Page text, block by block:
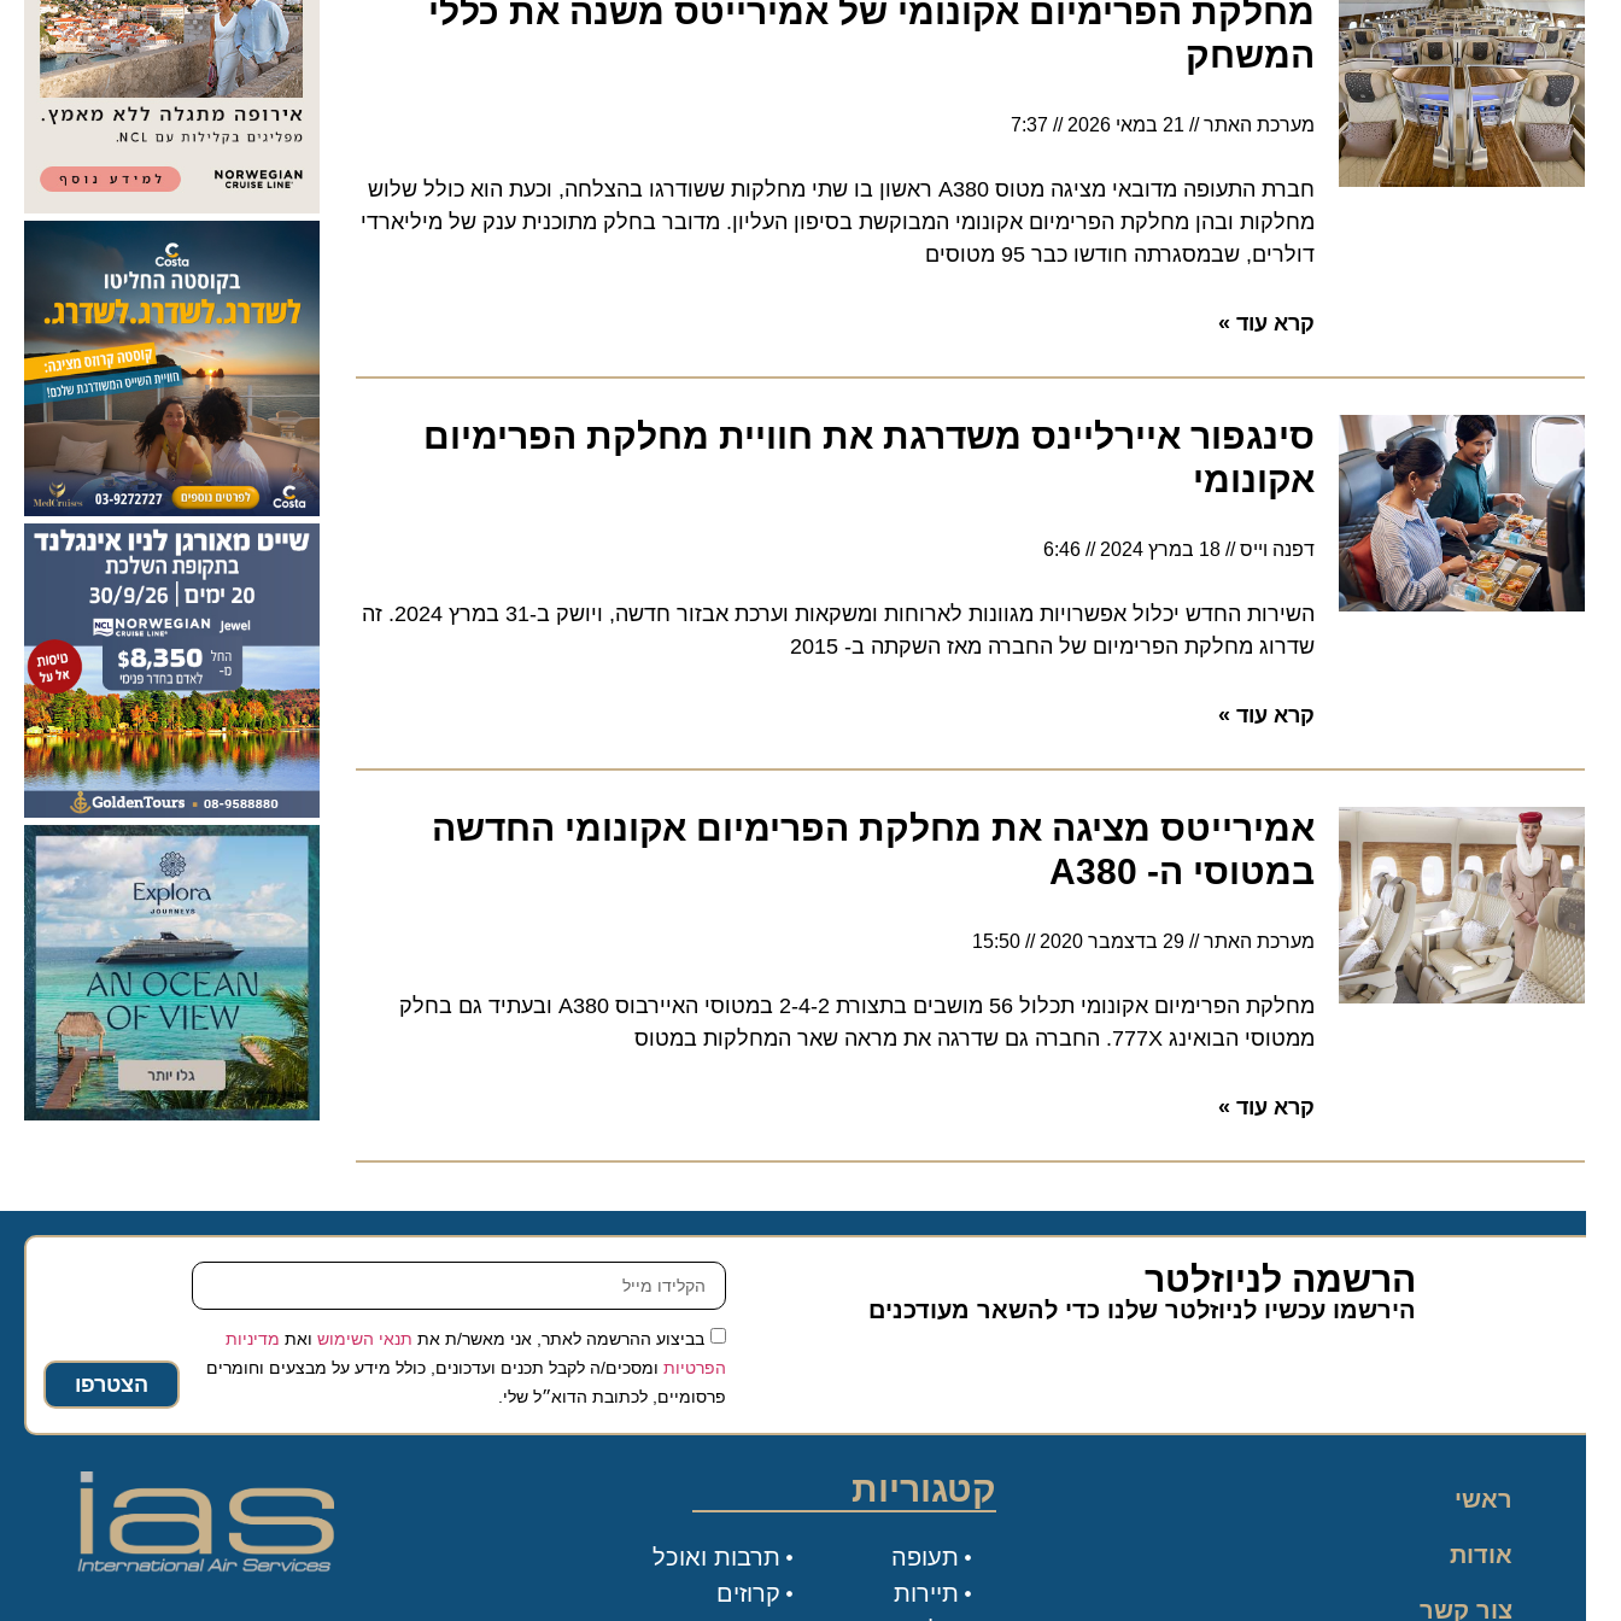
מחלקת הפרימיום אקונומי של אמירייטס משנה את כללי
המשחק
מערכת האתר 21 במאי 2026 7:37
חברת התעופה מדובאי מציגה מטוס A380 ראשון בו שתי מחלקות ששודרגו בהצלחה, וכעת הוא כולל שלוש
מחלקות ובהן מחלקת הפרימיום אקונומי המבוקשת בסיפון העליון. מדובר בחלק מתוכנית ענק של מיליארדי
דולרים, שבמסגרתה חודשו כבר 95 מטוסים
קרא עוד »
סינגפור איירליינס משדרגת את חוויית מחלקת הפרימיום
אקונומי
דפנה וייס 18 במרץ 2024 6:46
השירות החדש יכלול אפשרויות מגוונות לארוחות ומשקאות וערכת אבזור חדשה, ויושק ב-31 במרץ 2024. זה
שדרוג מחלקת הפרימיום של החברה מאז השקתה ב- 2015
קרא עוד »
אמירייטס מציגה את מחלקת הפרימיום אקונומי החדשה
במטוסי ה- A380
מערכת האתר 29 בדצמבר 2020 15:50
מחלקת הפרימיום אקונומי תכלול 56 מושבים בתצורת 2-4-2 במטוסי האיירבוס A380 ובעתיד גם בחלק
ממטוסי הבואינג 777X. החברה גם שדרגה את מראה שאר המחלקות במטוס
קרא עוד »
הרשמה לניוזלטר
הירשמו עכשיו לניוזלטר שלנו כדי להשאר מעודכנים
בביצוע ההרשמה לאתר, אני מאשר/ת אתתנאי השימושואת מדיניות
הפרטיותומסכים/ה לקבל תכנים ועדכונים, כולל מידע על מבצעים וחומרים
פרסומיים, לכתובת הדוא״ל שלי.
הצטרפו
ראשי
אודות
צור קשר
קטגוריות
תעופה
תיירות
תרבות ואוכל
קרוזים